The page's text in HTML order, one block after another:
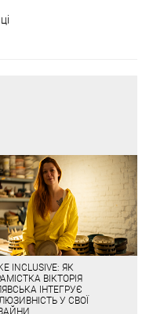
INCLUSIVE: ЯК
ВІКТОРІЯ
ІНТЕГРУЄ
У СВОЇ